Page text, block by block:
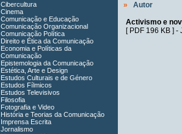
Cibercultura
Cinema
Comunicação e Educação
Comunicação Organizacional
Comunicação Política
Direito e Ética da Comunicação
Economia e Políticas da
Comunicação
Epistemologia da Comunicação
Estética, Arte e Design
Estudos Culturais e de Género
Estudos Fílmicos
Estudos Televisivos
Filosofia
Fotografia e Video
História e Teorias da Comunicação
Imprensa Escrita
Jornalismo
»
Autor
Activismo e
[ PDF 196 KB] -